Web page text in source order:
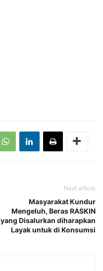
Next article
Masyarakat Kundur
Mengeluh, Beras RASKIN
yang Disalurkan diharapkan
Layak untuk di Konsumsi